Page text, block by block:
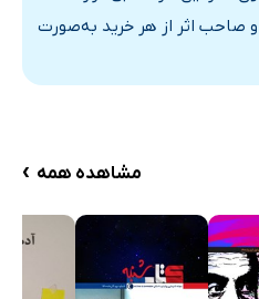
صاحب اثر از هر خرید به‌صورت
مشاهده همه ›